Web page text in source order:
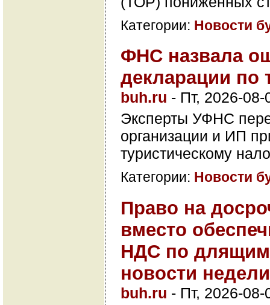
Категории: Новости
ФНС назвала
декларации по
buh.ru - Пт, 2026-08-
Эксперты УФНС
организации и ИП
туристическому
Категории: Новости
Право на
вместо
НДС по
новости недели
buh.ru - Пт, 2026-08-